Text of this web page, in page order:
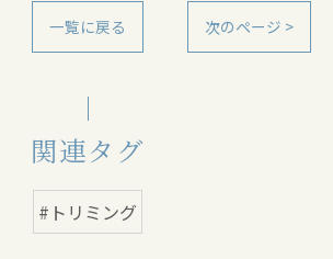
一覧に戻る 次のページ >
関連タグ
#トリミング